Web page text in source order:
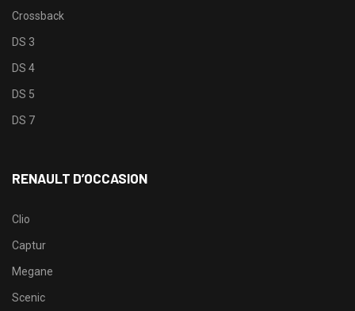
Crossback
DS 3
DS 4
DS 5
DS 7
RENAULT D’OCCASION
Clio
Captur
Megane
Scenic